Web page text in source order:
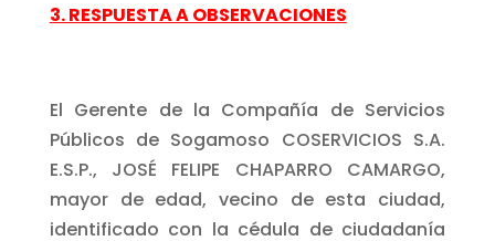
3. RESPUESTA A OBSERVACIONES
El Gerente de la Compañía de Servicios
Públicos de Sogamoso COSERVICIOS S.A.
E.S.P., JOSÉ FELIPE CHAPARRO CAMARGO,
mayor de edad, vecino de esta ciudad,
identificado con la cédula de ciudadanía